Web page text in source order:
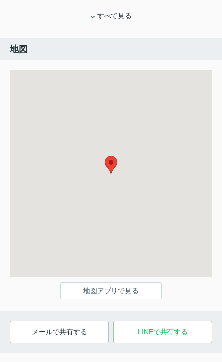
すべて見る
地図
地図アプリで見る
メールで共有する LINEで共有する